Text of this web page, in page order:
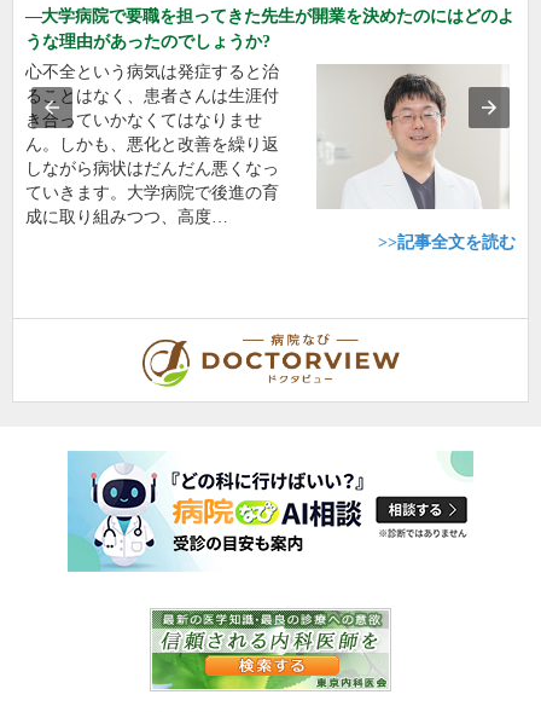
大学病院で要職を担ってきた先生が開業を決めたのにはどのよ
うな理由があったのでしょうか?
心不全という病気は発症すると治
ることはなく、患者さんは生涯付
き合っていかなくてはなりませ
ん。しかも、悪化と改善を繰り返
しながら病状はだんだん悪くなっ
ていきます。大学病院で後進の育
成に取り組みつつ、高度…
>>記事全文を読む